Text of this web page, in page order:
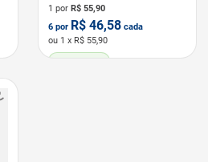
1 por R$ 55,90
6 por R$ 46,58 cada
ou 1 x R$ 55,90